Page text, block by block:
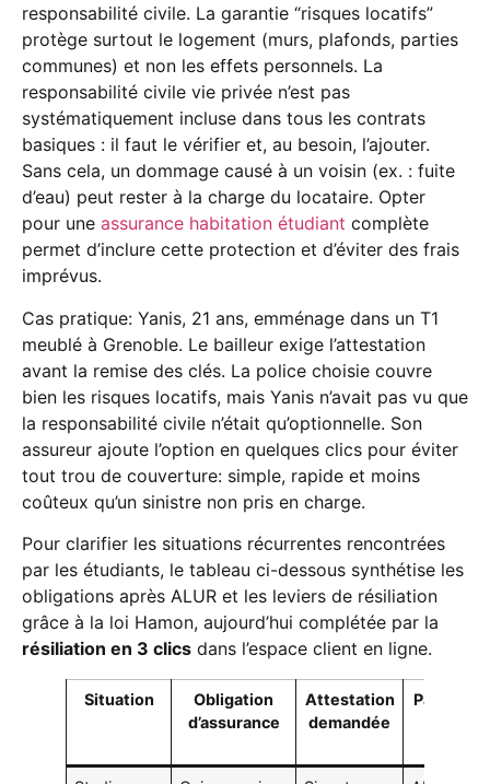
responsabilité civile. La garantie “risques locatifs”
protège surtout le logement (murs, plafonds, parties
communes) et non les effets personnels. La
responsabilité civile vie privée n’est pas
systématiquement incluse dans tous les contrats
basiques : il faut le vérifier et, au besoin, l’ajouter.
Sans cela, un dommage causé à un voisin (ex. : fuite
d’eau) peut rester à la charge du locataire. Opter
pour une assurance habitation étudiant complète
permet d’inclure cette protection et d’éviter des frais
imprévus.
Cas pratique: Yanis, 21 ans, emménage dans un T1
meublé à Grenoble. Le bailleur exige l’attestation
avant la remise des clés. La police choisie couvre
bien les risques locatifs, mais Yanis n’avait pas vu que
la responsabilité civile n’était qu’optionnelle. Son
assureur ajoute l’option en quelques clics pour éviter
tout trou de couverture: simple, rapide et moins
coûteux qu’un sinistre non pris en charge.
Pour clarifier les situations récurrentes rencontrées
par les étudiants, le tableau ci-dessous synthétise les
obligations après ALUR et les leviers de résiliation
grâce à la loi Hamon, aujourd’hui complétée par la
résiliation en 3 clics dans l’espace client en ligne.
Situation
Obligation
d’assurance
Attestation
demandée